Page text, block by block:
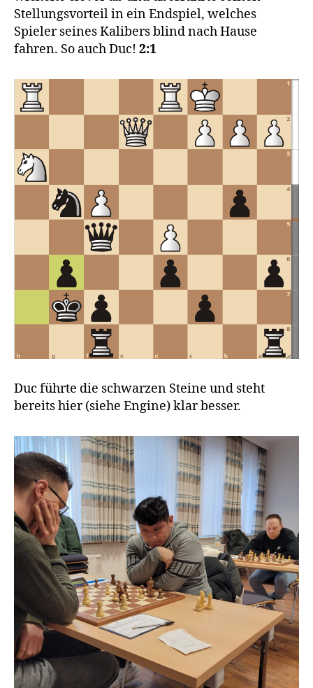
Stellungsvorteil in ein Endspiel, welches
Spieler seines Kalibers blind nach Hause
fahren. So auch Duc! 2:1
Duc führte die schwarzen Steine und steht
bereits hier (siehe Engine) klar besser.